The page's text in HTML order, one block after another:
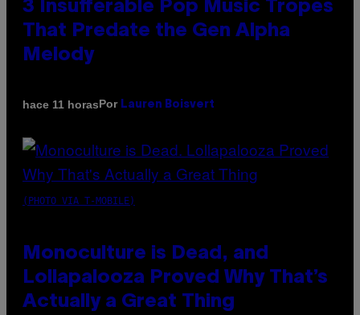
3 Insufferable Pop Music Tropes
That Predate the Gen Alpha
Melody
hace 11 horasPor Lauren Boisvert
(PHOTO VIA T-MOBILE)
Monoculture is Dead, and
Lollapalooza Proved Why That’s
Actually a Great Thing